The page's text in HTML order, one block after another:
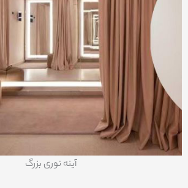
آینه نوری بزرگ